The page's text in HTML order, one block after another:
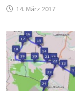
14. März 2017